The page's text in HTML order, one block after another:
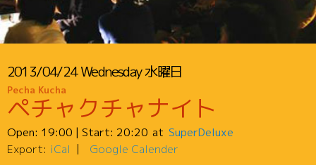
2013/04/24Wednesday水曜日
Pecha Kucha
ペチャクチャナイト
Open: 19:00 | Start: 20:20
SuperDeluxe
Export: iCal Google Calender